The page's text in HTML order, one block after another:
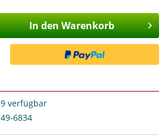
In den Warenkorb
9verfügbar
49-6834